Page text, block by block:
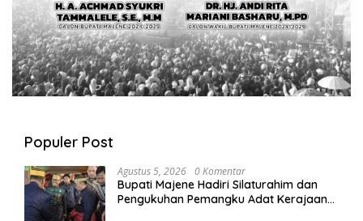
Populer Post
Agustus 5, 2026 0 Komentar
Bupati Majene Hadiri Silaturahim dan
Pengukuhan Pemangku Adat Kerajaan